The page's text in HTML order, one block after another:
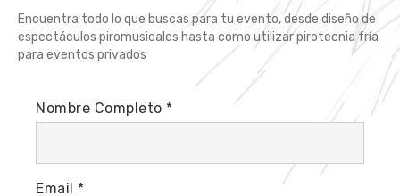
Encuentra todo lo que buscas para tu evento, desde diseño de
espectáculos piromusicales hasta como utilizar pirotecnia fría
para eventos privados
Nombre Completo *
Email *